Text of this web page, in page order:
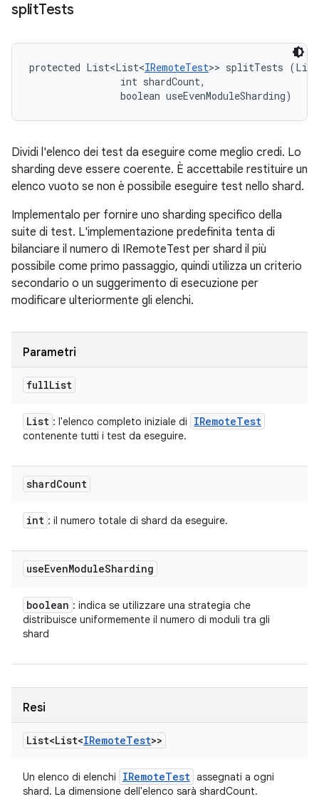
splitTests
protected List<List<IRemoteTest>> splitTests
                int shardCount,
                boolean useEvenModuleSharding)
Dividi l'elenco dei test da eseguire come meglio credi. Lo
sharding deve essere coerente. È accettabile restituire un
elenco vuoto se non è possibile eseguire test nello shard.
Implementalo per fornire uno sharding specifico della
suite di test. L'implementazione predefinita tenta di
bilanciare il numero di IRemoteTest per shard il più
possibile come primo passaggio, quindi utilizza un criterio
secondario o un suggerimento di esecuzione per
modificare ulteriormente gli elenchi.
Parametri
fullList
List : l'elenco completo iniziale di IRemoteTest
contenente tutti i test da eseguire.
shardCount
int : il numero totale di shard da eseguire.
useEvenModuleSharding
boolean : indica se utilizzare una strategia che
distribuisce uniformemente il numero di moduli tra gli
shard
Resi
List<List<IRemoteTest>>
Un elenco di elenchi IRemoteTest assegnati a ogni
shard. La dimensione dell'elenco sarà shardCount.